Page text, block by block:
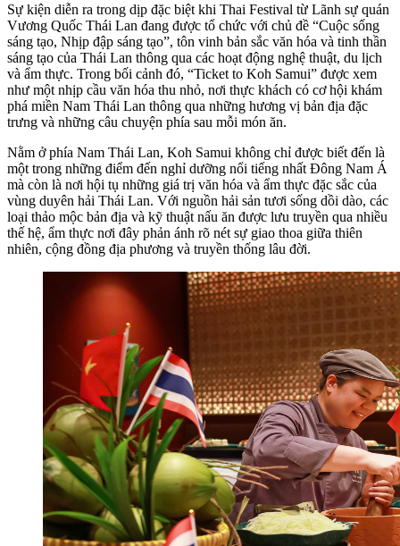
Sự kiện diễn ra trong dịp đặc biệt khi Thai Festival từ Lãnh sự quán
Vương Quốc Thái Lan đang được tổ chức với chủ đề “Cuộc sống
sáng tạo, Nhịp đập sáng tạo”, tôn vinh bản sắc văn hóa và tinh thần
sáng tạo của Thái Lan thông qua các hoạt động nghệ thuật, du lịch
và ẩm thực. Trong bối cảnh đó, “Ticket to Koh Samui” được xem
như một nhịp cầu văn hóa thu nhỏ, nơi thực khách có cơ hội khám
phá miền Nam Thái Lan thông qua những hương vị bản địa đặc
trưng và những câu chuyện phía sau mỗi món ăn.
Nằm ở phía Nam Thái Lan, Koh Samui không chỉ được biết đến là
một trong những điểm đến nghỉ dưỡng nổi tiếng nhất Đông Nam Á
mà còn là nơi hội tụ những giá trị văn hóa và ẩm thực đặc sắc của
vùng duyên hải Thái Lan. Với nguồn hải sản tươi sống dồi dào, các
loại thảo mộc bản địa và kỹ thuật nấu ăn được lưu truyền qua nhiều
thế hệ, ẩm thực nơi đây phản ánh rõ nét sự giao thoa giữa thiên
nhiên, cộng đồng địa phương và truyền thống lâu đời.